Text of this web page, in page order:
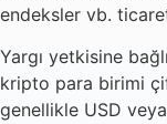
endeksler vb.
Yargı yetkisine
kripto para birimi
genellikle USD